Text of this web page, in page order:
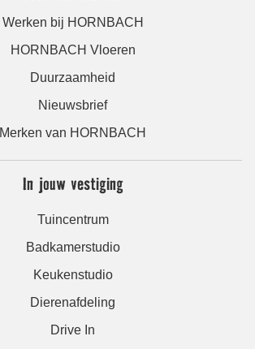
Werken bij HORNBACH
HORNBACH Vloeren
Duurzaamheid
Nieuwsbrief
Merken van HORNBACH
In jouw vestiging
Tuincentrum
Badkamerstudio
Keukenstudio
Dierenafdeling
Drive In